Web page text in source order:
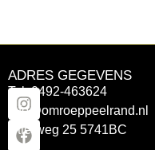
ADRES GEGEVENS
Tel: 0492-463624
info@omroeppeelrand.nl
Otterweg 25 5741BC